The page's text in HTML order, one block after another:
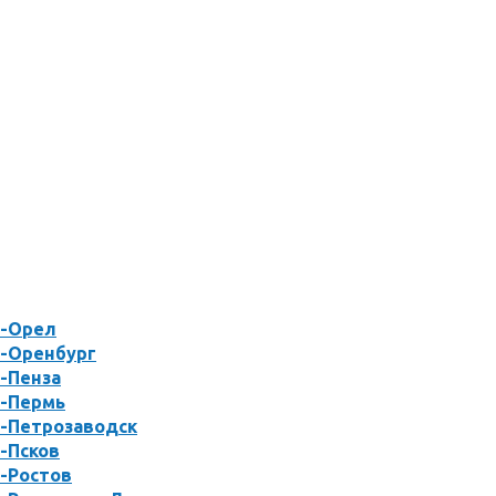
Орел
Оренбург
Пенза
Пермь
Петрозаводск
Псков
Ростов